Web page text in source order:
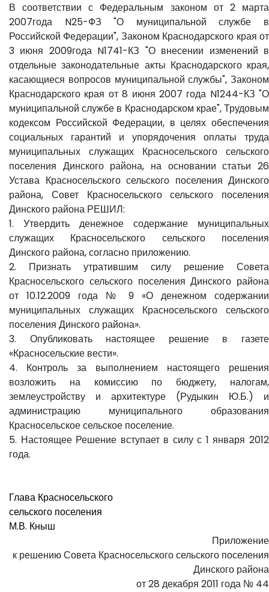
В соответствии с Федеральным законом от 2 марта
2007года N25-ФЗ "О муниципальной службе в
Российской Федерации", Законом Краснодарского края от
3 июня 2009года N1741-КЗ "О внесении изменений в
отдельные законодательные акты Краснодарского края,
касающиеся вопросов муниципальной службы", Законом
Краснодарского края от 8 июня 2007 года N1244-КЗ "О
муниципальной службе в Краснодарском крае", Трудовым
кодексом Российской Федерации, в целях обеспечения
социальных гарантий и упорядочения оплаты труда
муниципальных служащих Красносельского сельского
поселения Динского района, на основании статьи 26
Устава Красносельского сельского поселения Динского
района, Совет Красносельского сельского поселения
Динского района РЕШИЛ:
1. Утвердить денежное содержание муниципальных
служащих Красносельского сельского поселения
Динского района, согласно приложению.
2. Признать утратившим силу решение Совета
Красносельского сельского поселения Динского района
от 10.12.2009 года № 9 «О денежном содержании
муниципальных служащих Красносельского сельского
поселения Динского района».
3. Опубликовать настоящее решение в газете
«Красносельские вести».
4. Контроль за выполнением настоящего решения
возложить на комиссию по бюджету, налогам,
землеустройству и архитектуре (Рудыкин Ю.Б.) и
администрацию муниципального образования
Красносельское сельское поселение.
5. Настоящее Решение вступает в силу с 1 января 2012
года.
Глава Красносельского
сельского поселения
М.В. Кныш
Приложение
к решению Совета Красносельского сельского поселения
Динского района
от 28 декабря 2011 года № 44